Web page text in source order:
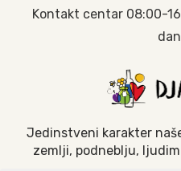
Kontakt centar 08:00-
Jedinstveni karakter
zemlji, podneblju,